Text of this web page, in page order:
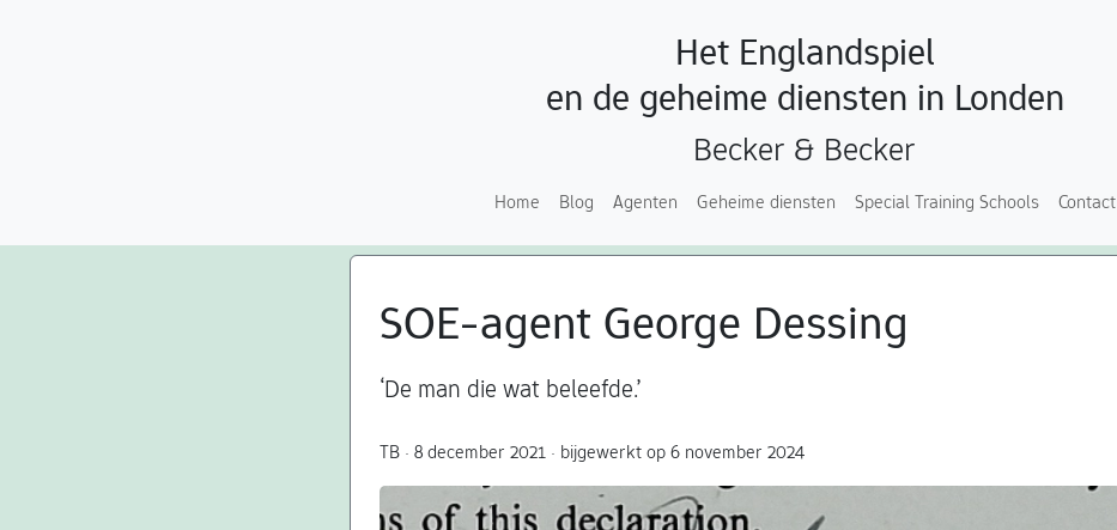
Het Englandspiel
en de geheime diensten in Londen
Becker & Becker
Home Blog Agenten Geheime diensten Special Training Schools Contact
SOE-agent George Dessing
‘De man die wat beleefde.’
TB · 8 december 2021 · bijgewerkt op 6 november 2024